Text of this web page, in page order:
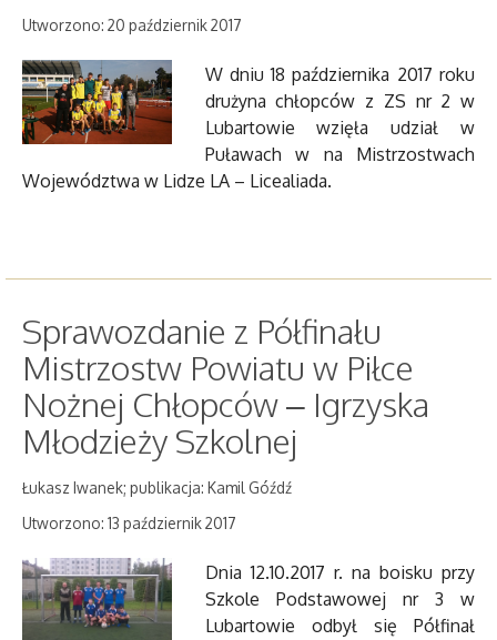
Utworzono: 20 październik 2017
W dniu 18 października 2017 roku
drużyna chłopców z ZS nr 2 w
Lubartowie wzięła udział w
Puławach w na Mistrzostwach
Województwa w Lidze LA – Licealiada.
Sprawozdanie z Półfinału
Mistrzostw Powiatu w Piłce
Nożnej Chłopców – Igrzyska
Młodzieży Szkolnej
Łukasz Iwanek; publikacja: Kamil Góźdź
Utworzono: 13 październik 2017
Dnia 12.10.2017 r. na boisku przy
Szkole Podstawowej nr 3 w
Lubartowie odbył się Półfinał